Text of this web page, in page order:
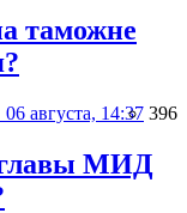
таможне
06 августа, 14:37 396
главы МИД